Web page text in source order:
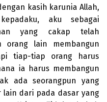
kasih karunia Allah,
aku sebagai
yang cakap telah
orang lain membangun
tiap-tiap orang harus
ia harus membangun
ada seorangpun yang
dari pada dasar yang